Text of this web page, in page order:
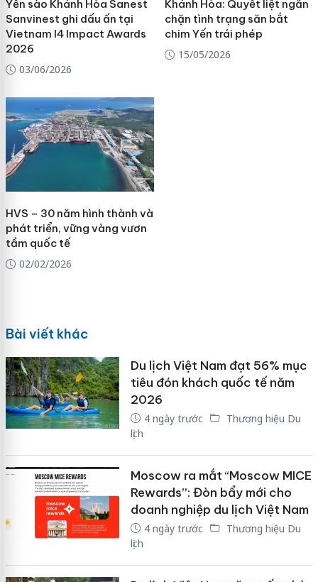
Yến sào Khánh Hòa Sanest
Sanvinest ghi dấu ấn tại
Vietnam I4 Impact Awards
2026
03/06/2026
Khánh Hòa: Quyết liệt ngăn
chặn tình trạng săn bắt
chim Yến trái phép
15/05/2026
HVS – 30 năm hình thành và
phát triển, vững vàng vươn
tầm quốc tế
02/02/2026
Bài viết khác
Du lịch Việt Nam đạt 56% mục
tiêu đón khách quốc tế năm
2026
4 ngày trước
Thương hiệu Du
lịch
Moscow ra mắt “Moscow MICE
Rewards”: Đòn bẩy mới cho
doanh nghiệp du lịch Việt Nam
4 ngày trước
Thương hiệu Du
lịch